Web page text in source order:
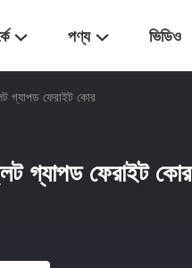
পণ্য ভিডিও
গ্যাপড ফেরাইট কোর
গ্যাপড ফেরাইট কোর